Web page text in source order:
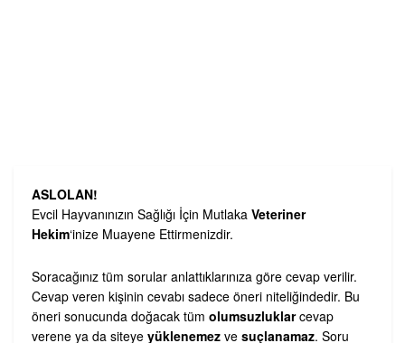
ASLOLAN!
Evcil Hayvanınızın Sağlığı İçin Mutlaka Veteriner
Hekim‘inize Muayene Ettirmenizdir.
Soracağınız tüm sorular anlattıklarınıza göre cevap verilir.
Cevap veren kişinin cevabı sadece öneri niteliğindedir. Bu
öneri sonucunda doğacak tüm olumsuzluklarcevap
verene ya da siteye yüklenemez ve suçlanamaz. Soru